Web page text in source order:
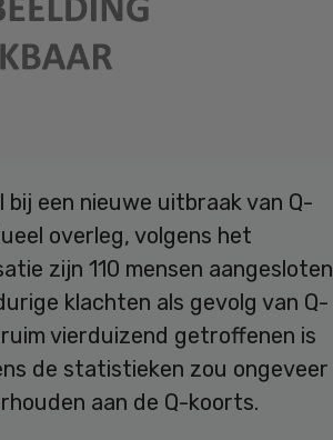
een nieuwe uitbraak van Q-
overleg, volgens het
zijn 110 mensen aangesloten
klachten als gevolg van Q-
vierduizend getroffenen is
de statistieken zou ongeveer
aan de Q-koorts.